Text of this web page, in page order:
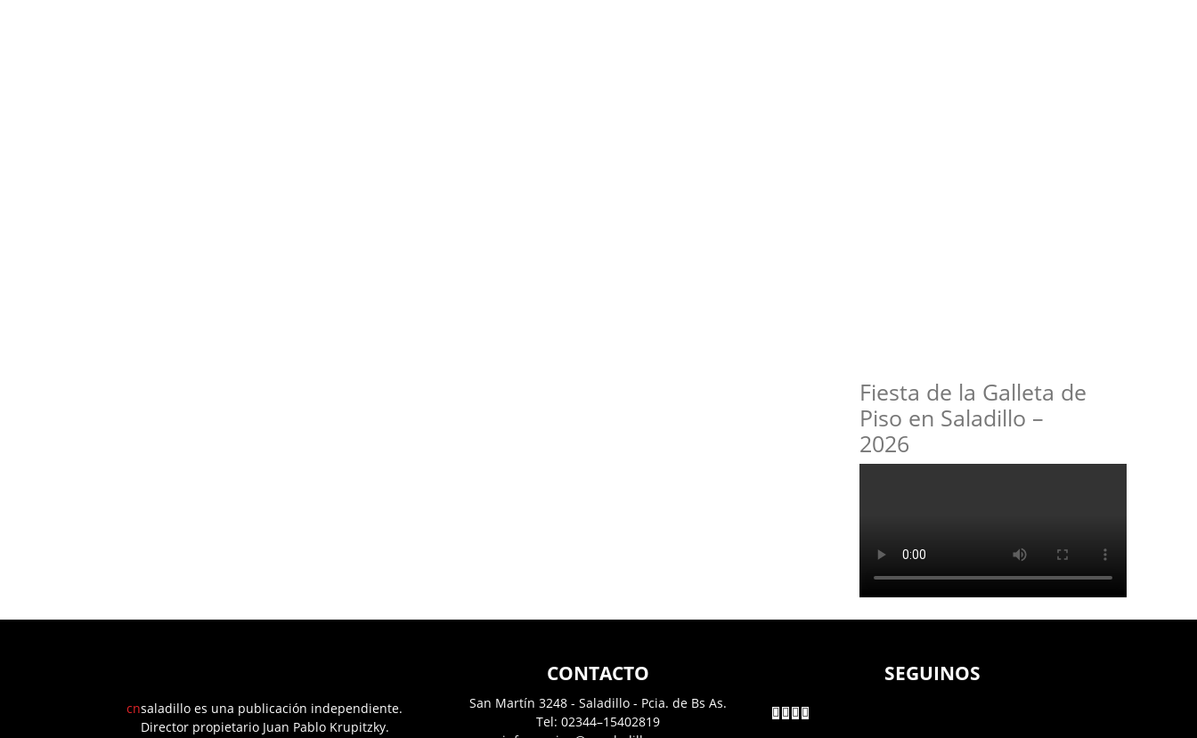
Fiesta de la Galleta de
Piso en Saladillo –
2026
cnsaladillo es una publicación independiente.
Director propietario Juan Pablo Krupitzky.
CONTACTO
San Martín 3248 - Saladillo - Pcia. de Bs As.
Tel: 02344–15402819
SEGUINOS